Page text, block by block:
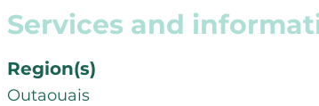
Services and
Region(s)
Outaouais